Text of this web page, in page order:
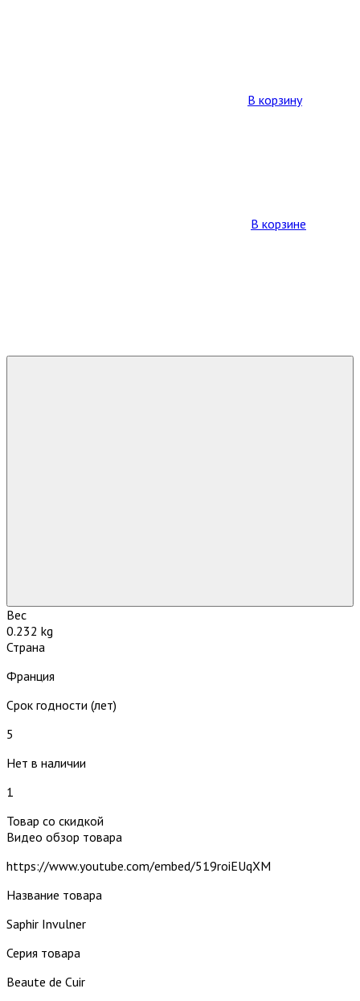
В корзину
В корзине
Вес
0.232 kg
Страна
Франция
Срок годности (лет)
5
Нет в наличии
1
Товар со скидкой
Видео обзор товара
https://www.youtube.com/embed/519roiEUqXM
Название товара
Saphir Invulner
Серия товара
Beaute de Cuir